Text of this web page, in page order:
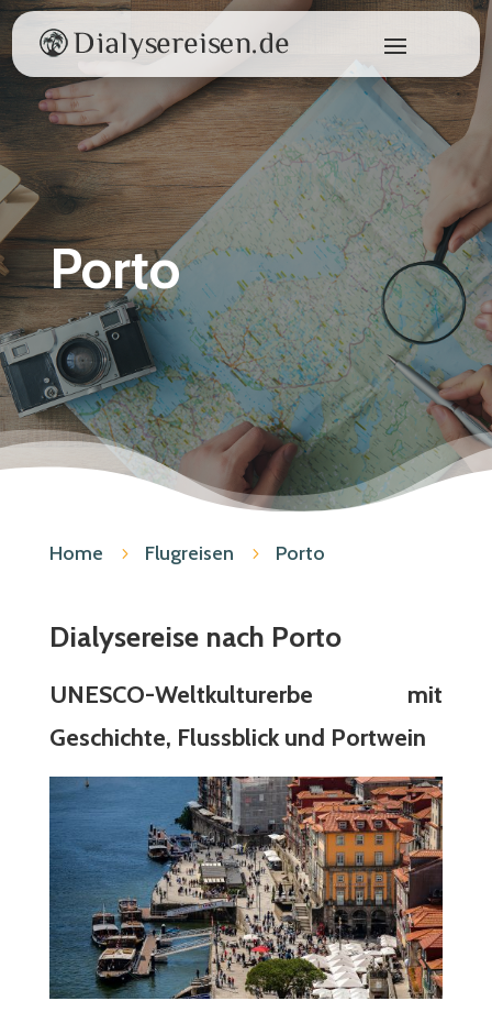
Porto
Home 5 Flugreisen 5 Porto
Dialysereise nach Porto
UNESCO-Weltkulturerbe mit
Geschichte, Flussblick und Portwein